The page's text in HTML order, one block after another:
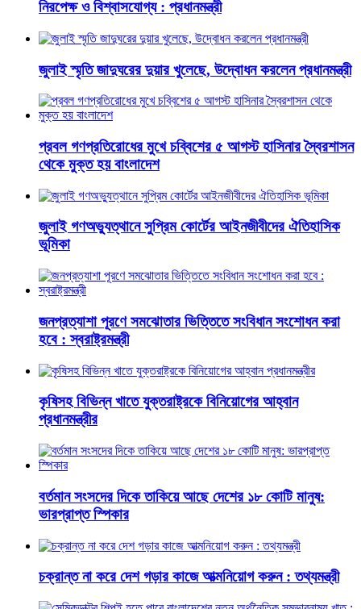
নিরপেক্ষ ও বিশ্বাসযোগ্য : প্রধানমন্ত্রী
জুলাই স্মৃতি জাদুঘরের দুয়ার খুলেছে, উদ্বোধন করলেন প্রধানমন্ত্রী
প্রবল গণপ্রতিরোধের মুখে চব্বিশের ৫ আগস্ট হাসিনার স্বৈরশাসন
থেকে মুক্ত হয় বাংলাদেশ
জুলাই গণঅভ্যুত্থানে সুপ্রিম কোর্টের আইনজীবীদের ঐতিহাসিক
ভূমিকা
জনপ্রত্যাশা পূরণে সমঝোতার ভিত্তিতে সংবিধান সংশোধন করা
হবে : স্বরাষ্ট্রমন্ত্রী
কৃষিসহ বিভিন্ন খাতে যুক্তরাষ্ট্রকে বিনিয়োগের আহ্বান
প্রধানমন্ত্রীর
বর্তমান সংসদের দিকে তাকিয়ে আছে দেশের ১৮ কোটি মানুষ:
ভারপ্রাপ্ত স্পিকার
চক্রান্ত না করে দেশ গড়ার কাজে আত্মনিয়োগ করুন : তথ্যমন্ত্রী